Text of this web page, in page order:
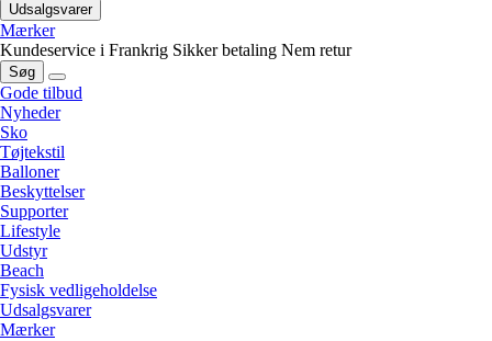
Udsalgsvarer
Mærker
Kundeservice i Frankrig Sikker betaling Nem retur
Søg
Gode tilbud
Nyheder
Sko
Tøjtekstil
Balloner
Beskyttelser
Supporter
Lifestyle
Udstyr
Beach
Fysisk vedligeholdelse
Udsalgsvarer
Mærker